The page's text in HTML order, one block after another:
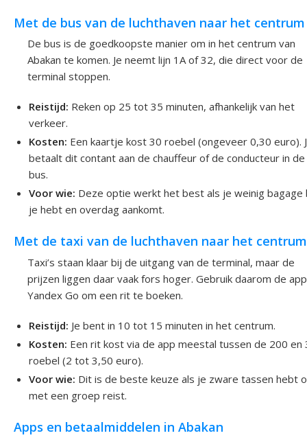
Met de bus van de luchthaven naar het centrum
De bus is de goedkoopste manier om in het centrum van
Abakan te komen. Je neemt lijn 1A of 32, die direct voor de
terminal stoppen.
Reistijd: Reken op 25 tot 35 minuten, afhankelijk van het
verkeer.
Kosten: Een kaartje kost 30 roebel (ongeveer 0,30 euro).
betaalt dit contant aan de chauffeur of de conducteur in de
bus.
Voor wie: Deze optie werkt het best als je weinig bagage
je hebt en overdag aankomt.
Met de taxi van de luchthaven naar het centrum
Taxi’s staan klaar bij de uitgang van de terminal, maar de
prijzen liggen daar vaak fors hoger. Gebruik daarom de app
Yandex Go om een rit te boeken.
Reistijd: Je bent in 10 tot 15 minuten in het centrum.
Kosten: Een rit kost via de app meestal tussen de 200 en
roebel (2 tot 3,50 euro).
Voor wie: Dit is de beste keuze als je zware tassen hebt
met een groep reist.
Apps en betaalmiddelen in Abakan